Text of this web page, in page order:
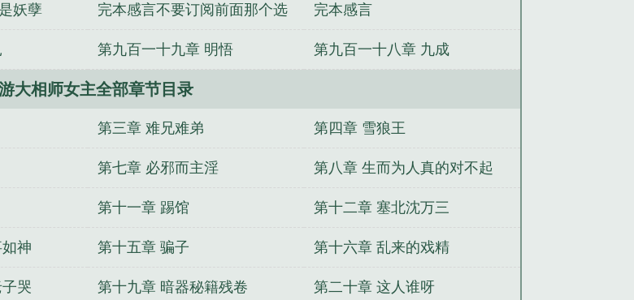
半纱裙 夏寻无望 夜奔 李兵沈思 沪上烟雨 玉荷
恋爱日 折骨 一屋暗灯 带枪出巡 哥哥管教的日子
老书屋免费阅读 女生小说网
书网 网游大相师女主角是谁
师 我知鱼之乐 网游大相师txt精校 网游大相师TXT免费全本
科 网游植物师 网游大相师TXT精校版 网游大相师百度百科女主 免费阅读
穿越异界做大侠 奇怪的鬼 捡来一枚戒指 万界兑换系统
都市纵横 南风不曾知我意
妖孽 完本感言不要订阅前面那个选
错了要收费
完本感言
第九百一十九章 明悟 第九百一十八章 九成
大相师女主全部章节目录
第三章 难兄难弟 第四章 雪狼王
第七章 必邪而主淫 第八章 生而为人真的对不起
第十一章 踢馆 第十二章 塞北沈万三
神 第十五章 骗子 第十六章 乱来的戏精
哭 第十九章 暗器秘籍残卷 第二十章 这人谁呀